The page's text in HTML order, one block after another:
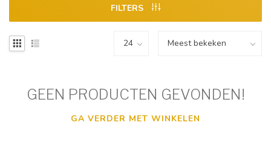
FILTERS
GEEN PRODUCTEN GEVONDEN!
GA VERDER MET WINKELEN